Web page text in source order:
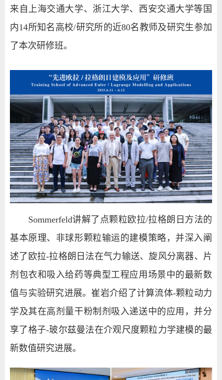
来自上海交通大学、浙江大学、西安交通大学等国
内14所知名高校/研究所的近80名教师及研究生参加
了本次研修班。
Sommerfeld讲解了点颗粒欧拉/拉格朗日方法的
基本原理、非球形颗粒输运的建模策略，并深入阐
述了欧拉-拉格朗日法在气力输送、旋风分离器、片
剂包衣和吸入给药等典型工程应用场景中的最新数
值与实验研究进展。崔岩介绍了计算流体-颗粒动力
学及其在高剂量干粉制剂吸入递送中的应用，并分
享了格子-玻尔兹曼法在介观尺度颗粒力学建模的最
新数值研究进展。